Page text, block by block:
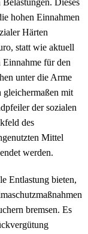
Dieses
hohen Einnahmen
Härten
statt wie aktuell
für den
unter die Arme
gleichermaßen mit
der sozialen
des
Mittel
werden.
Entlastung bieten,
bremsen. Es